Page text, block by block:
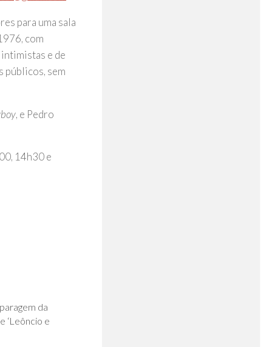
para uma sala
com
e de
públicos, sem
, e Pedro
14h30 e
da
‘Leôncio e